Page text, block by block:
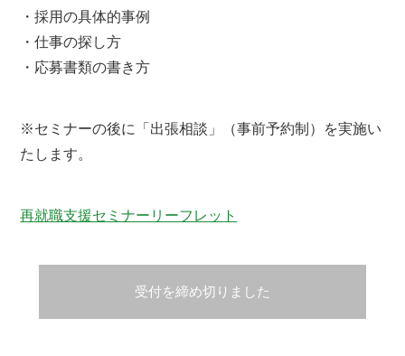
・採用の具体的事例
・仕事の探し方
・応募書類の書き方
※セミナーの後に「出張相談」（事前予約制）を実施い
たします。
再就職支援セミナーリーフレット
受付を締め切りました